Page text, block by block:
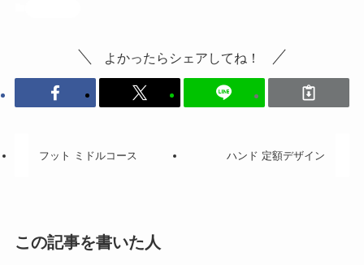
よかったらシェアしてね！
フット ミドルコース ハンド 定額デザイン
この記事を書いた人